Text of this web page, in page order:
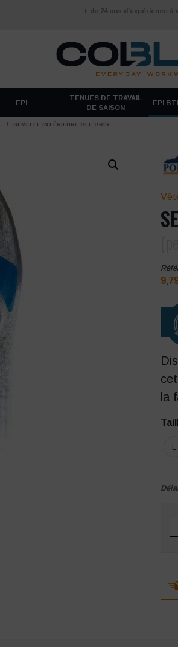
+ de 24 ans d’expérience
EPI
TENUES DE TRAVAIL
DE SAISON
EPI
/ SEMELLE INTÉRIEURE GEL GRIS
la
L